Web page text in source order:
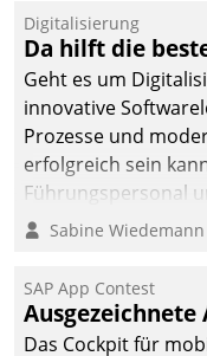
Digitalisierung
Da hilft die
Geht es um
innovative
Prozesse und
erfolgreich sein
Führungspersonal
verändern und
Sabine Wiedemann
SAP App Contest
Ausgezeichnete
Das Cockpit für